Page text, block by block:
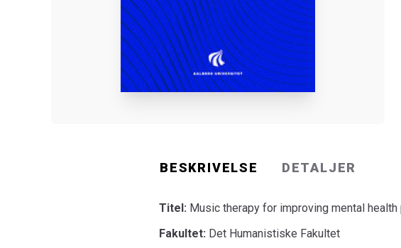
BESKRIVELSE DETALJER
Titel: Music therapy for improving mental
Fakultet: Det Humanistiske Fakultet